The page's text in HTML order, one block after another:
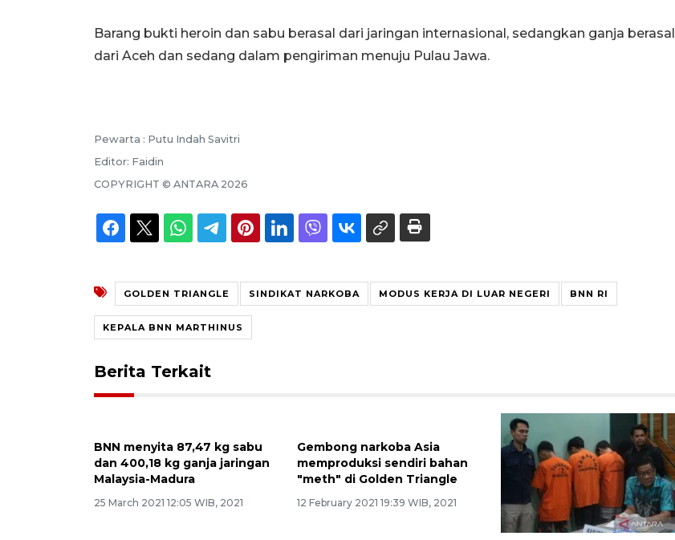
Barang bukti heroin dan sabu berasal dari jaringan internasional, sedangkan ganja berasal
dari Aceh dan sedang dalam pengiriman menuju Pulau Jawa.
Pewarta : Putu Indah Savitri
Editor: Faidin
COPYRIGHT © ANTARA 2026
GOLDEN TRIANGLE SINDIKAT NARKOBA MODUS KERJA DI LUAR NEGERI BNN RI
KEPALA BNN MARTHINUS
Berita Terkait
BNN menyita 87,47 kg sabu
dan 400,18 kg ganja jaringan
Malaysia-Madura
25 March 2021 12:05 WIB, 2021